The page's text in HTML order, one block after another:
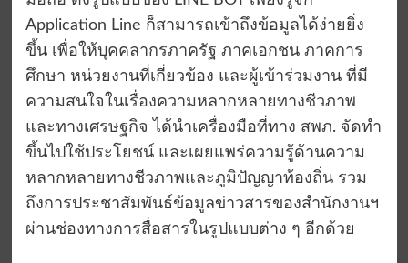
Application Line ก็สามารถเข้าถึงข้อมูลได้ง่ายยิ่ง
ขึ้น เพื่อให้บุคคลากรภาครัฐ ภาคเอกชน ภาคการ
ศึกษา หน่วยงานที่เกี่ยวข้อง และผู้เข้าร่วมงาน ที่มี
ความสนใจในเรื่องความหลากหลายทางชีวภาพ
และทางเศรษฐกิจ ได้นำเครื่องมือที่ทาง สพภ. จัดทำ
ขึ้นไปใช้ประโยชน์ และเผยแพร่ความรู้ด้านความ
หลากหลายทางชีวภาพและภูมิปัญญาท้องถิ่น รวม
ถึงการประชาสัมพันธ์ข้อมูลข่าวสารของสำนักงานฯ
ผ่านช่องทางการสื่อสารในรูปแบบต่าง ๆ อีกด้วย